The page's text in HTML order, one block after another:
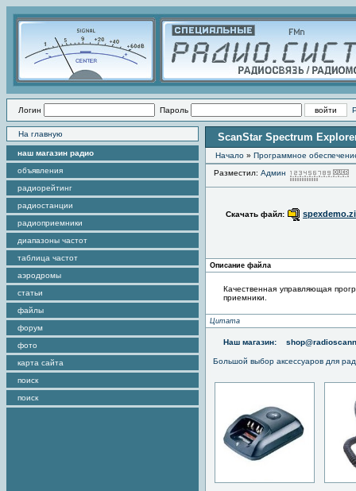
Логин Пароль
На главную
наш магазин радио
объявления
радиорейтинг
радиостанции
радиоприемники
диапазоны частот
таблица частот
аэродромы
статьи
файлы
форум
фото
карта сайта
поиск
поиск
ScanStar Spectrum
Начало » Программное
Разместил: Админ
Скачать файл:
Описание файла
Качественная управляющая
приемники.
Цитата
Наш магазин:
Большой выбор аксессуаров для